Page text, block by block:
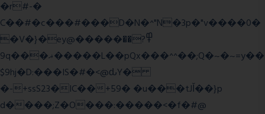
�r#-�
C��#�c���#���D�N�^"N�3p�"v����0�
�V�}�ey@�����߾?��
9q���ޣ�����L��pQx���^^��;Q�~�~=y��
$9hj�D:���IS�#�<@ԃY�
�-+ssS23�IC��+59� �u���tJǏ��}p
d����;Z�O���:�����<�f�#@